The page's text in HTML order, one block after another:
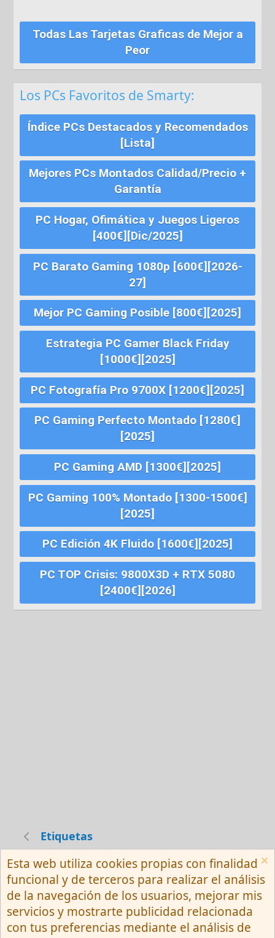
Todas Las Tarjetas Graficas de Mejor a
Peor
Los PCs Favoritos de Smarty:
Índice PCs Destacados y Recomendados
[Lista]
Mejores PCs Montados Calidad/Precio +
Garantía
PC Hogar, Ofimática y Juegos Ligeros
[400€][Dic/2025]
PC Barato Gaming 1080p [600€][2026-
27]
Mejor PC Gaming Posible [800€][2025]
Estrategia PC Gamer Black Friday
[1000€][2025]
PC Fotografía Pro 9700X [1200€][2025]
PC Gaming Perfecto Montado [1280€]
[2025]
PC Gaming AMD [1300€][2025]
PC Gaming 100% Montado [1300-1500€]
[2025]
PC Edición 4K Fluido [1600€][2025]
PC TOP Crisis: 9800X3D + RTX 5080
[2400€][2026]
Etiquetas
Español (Neutro) Tu
Contactarnos
Términos y reglas
Privacy policy
Ayuda
R
S
S
Community platform by XenForo ® © 2010-
Esta web utiliza cookies propias con finalidad
funcional y de terceros para realizar el análisis
de la navegación de los usuarios, mejorar mis
servicios y mostrarte publicidad relacionada
con tus preferencias mediante el análisis de